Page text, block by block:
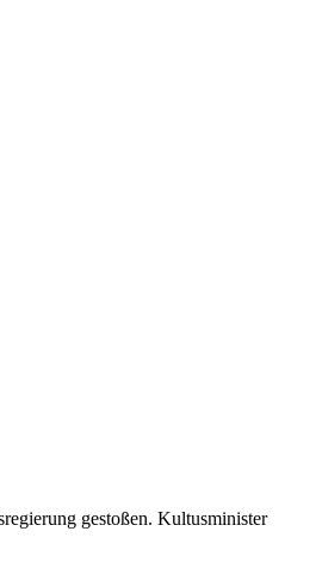
gestoßen. Kultusminister